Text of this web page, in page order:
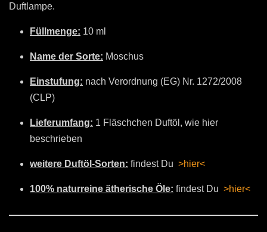
Duftlampe.
Füllmenge: 10 ml
Name der Sorte: Moschus
Einstufung: nach Verordnung (EG) Nr. 1272/2008
(CLP)
Lieferumfang: 1 Fläschchen Duftöl, wie hier
beschrieben
weitere Duftöl-Sorten: findest Du >hier<
100% naturreine ätherische Öle: findest Du >hier<